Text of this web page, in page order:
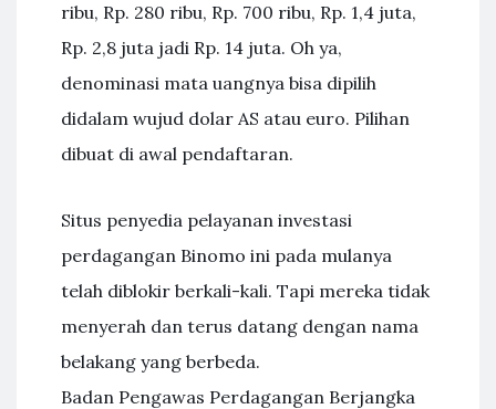
ribu, Rp. 280 ribu, Rp. 700 ribu, Rp. 1,4 juta,
Rp. 2,8 juta jadi Rp. 14 juta. Oh ya,
denominasi mata uangnya bisa dipilih
didalam wujud dolar AS atau euro. Pilihan
dibuat di awal pendaftaran.
Situs penyedia pelayanan investasi
perdagangan Binomo ini pada mulanya
telah diblokir berkali-kali. Tapi mereka tidak
menyerah dan terus datang dengan nama
belakang yang berbeda.
Badan Pengawas Perdagangan Berjangka